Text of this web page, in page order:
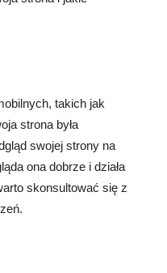
takich jak
strona była
swojej strony na
ona dobrze i działa
skonsultować się z